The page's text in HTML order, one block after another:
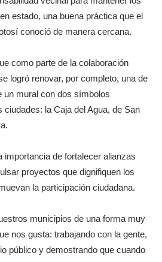
estado, una buena práctica que el
conoció de manera cercana.
como parte de la colaboración
logró renovar, por completo, una de
un mural con dos símbolos
la Caja del Agua, de San
importancia de fortalecer alianzas
proyectos que dignifiquen los
la participación ciudadana.
municipios de una forma muy
nos gusta: trabajando con la gente,
público y demostrando que cuando